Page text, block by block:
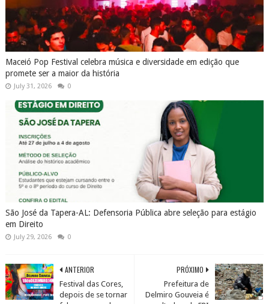
Maceió Pop Festival celebra música e diversidade em edição que
promete ser a maior da história
July 31, 2026 0
São José da Tapera-AL: Defensoria Pública abre seleção para estágio
em Direito
July 29, 2026 0
PRÓXIMO
Prefeitura de
Delmiro Gouveia é
ANTERIOR
Festival das Cores,
depois de se tornar